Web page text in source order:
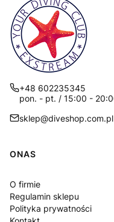
+48 602235345
pon. - pt. / 15:00 -
sklep@diveshop.com.pl
Linki w stopce
ONAS
O firmie
Regulamin sklepu
Polityka prywatności